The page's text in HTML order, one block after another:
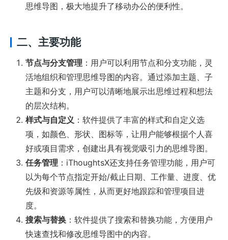
思维导图，极大地提升了移动办公的便利性。
二、主要功能
节点与分支管理 ：用户可以利用节点和分支功能，灵
活地组织和管理思维导图的内容。通过添加主题、子
主题和分支，用户可以清晰地展示出思维过程和想法
的层次结构。
样式与自定义 ：软件提供了丰富的样式和自定义选
项，如颜色、形状、图标等，让用户能够根据个人喜
好或项目需求，创建出具有视觉吸引力的思维导图。
任务管理 ：iThoughtsX还支持任务管理功能，用户可
以为每个节点指定开始/截止日期、工作量、进度、优
先级和资源等属性，从而更好地跟踪和管理项目进
度。
搜索与替换 ：软件提供了搜索和替换功能，方便用户
快速查找和修改思维导图中的内容。